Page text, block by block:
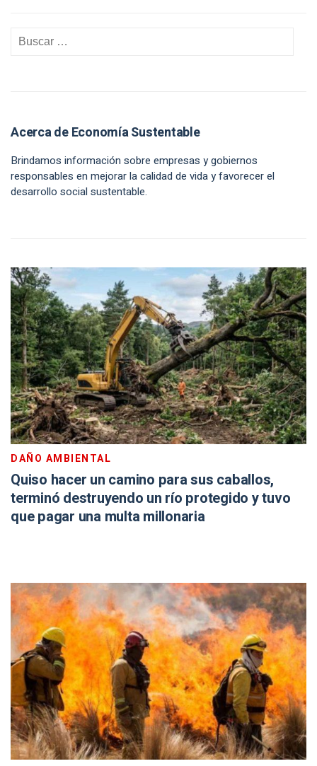
Acerca de Economía Sustentable
Brindamos información sobre empresas y gobiernos
responsables en mejorar la calidad de vida y favorecer el
desarrollo social sustentable.
DAÑO AMBIENTAL
Quiso hacer un camino para sus caballos,
terminó destruyendo un río protegido y tuvo
que pagar una multa millonaria